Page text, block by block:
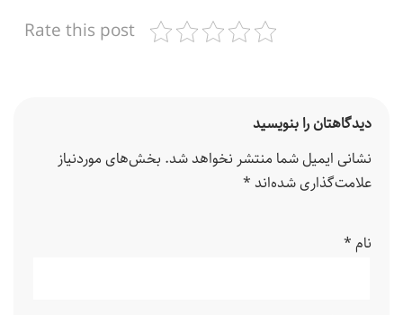
Rate this post
دیدگاهتان را بنویسید
نشانی ایمیل شما منتشر نخواهد شد. بخش‌های موردنیاز
علامت‌گذاری شده‌اند *
نام *